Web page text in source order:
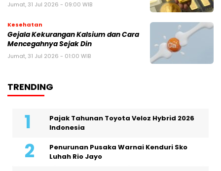
Jumat, 31 Jul 2026 - 09:00 WIB
Kesehatan
Gejala Kekurangan Kalsium dan Cara
Mencegahnya Sejak Din
Jumat, 31 Jul 2026 - 01:00 WIB
TRENDING
Pajak Tahunan Toyota Veloz Hybrid 2026
Indonesia
Penurunan Pusaka Warnai Kenduri Sko
Luhah Rio Jayo